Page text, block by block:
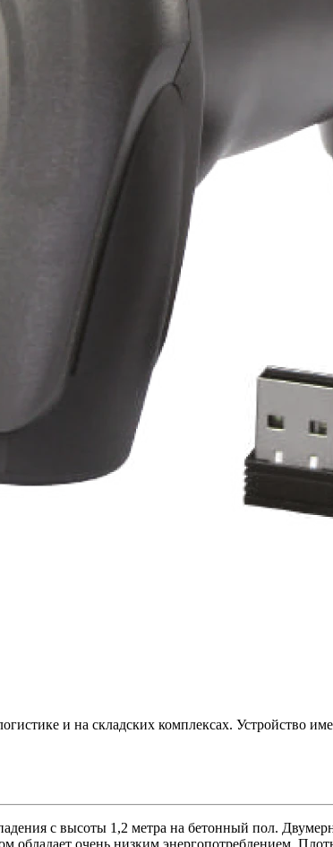
и на складских комплексах. Устройство
с высоты 1,2 метра на бетонный пол.
обладает очень низким энергопотреблением.